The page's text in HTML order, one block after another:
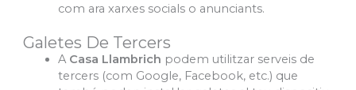
com ara xarxes socials o anunciants.
Galetes De Tercers
A Casa Llambrich podem utilitzar serveis de
tercers (com Google, Facebook, etc.) que